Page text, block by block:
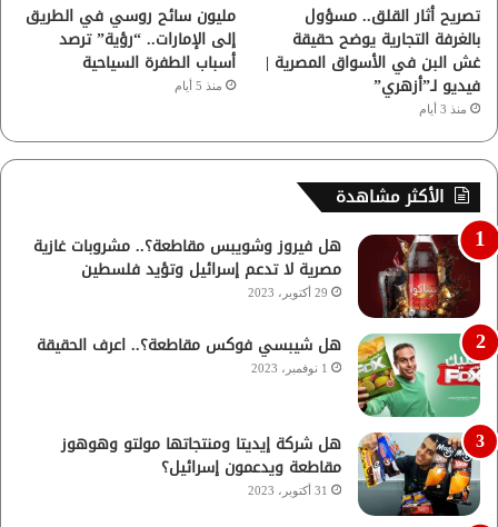
تصريح أثار القلق.. مسؤول
بالغرفة التجارية يوضح حقيقة
غش البن في الأسواق المصرية |
فيديو لـ”أزهري”
منذ 3 أيام
مليون سائح روسي في الطريق
إلى الإمارات.. “رؤية” ترصد
أسباب الطفرة السياحية
منذ 5 أيام
الأكثر مشاهدة
هل فيروز وشويبس مقاطعة؟.. مشروبات غازية
مصرية لا تدعم إسرائيل وتؤيد فلسطين
29 أكتوبر، 2023
هل شيبسي فوكس مقاطعة؟.. اعرف الحقيقة
1 نوفمبر، 2023
هل شركة إيديتا ومنتجاتها مولتو وهوهوز
مقاطعة ويدعمون إسرائيل؟
31 أكتوبر، 2023